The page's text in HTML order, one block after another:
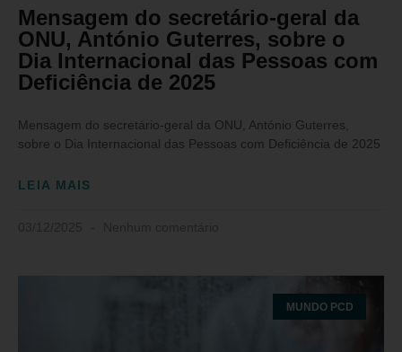
Mensagem do secretário-geral da
ONU, António Guterres, sobre o
Dia Internacional das Pessoas com
Deficiência de 2025
Mensagem do secretário-geral da ONU, António Guterres,
sobre o Dia Internacional das Pessoas com Deficiência de 2025
LEIA MAIS
MUNDO PCD